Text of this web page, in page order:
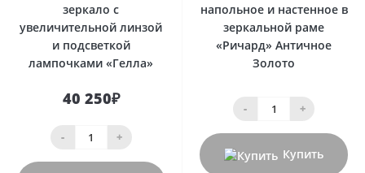
зеркало с
увеличительной линзой
и подсветкой
лампочками «Гелла»
40 250₽
- +
напольное и настенное в
зеркальной раме
«Ричард» Античное
Золото
- +
Купить